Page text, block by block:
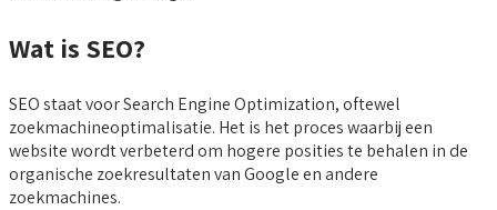
Wat is SEO?
SEO staat voor Search Engine Optimization, oftewel
zoekmachineoptimalisatie. Het is het proces waarbij een
website wordt verbeterd om hogere posities te behalen in de
organische zoekresultaten van Google en andere
zoekmachines.